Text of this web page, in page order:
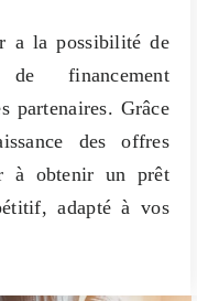
a la possibilité de
financement
partenaires. Grâce
des offres
à obtenir un prêt
adapté à vos